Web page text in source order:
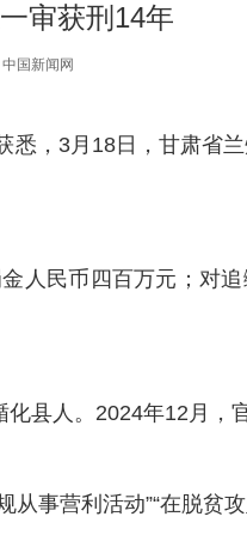
审获刑14年
国新闻网
，3月18日，甘肃省兰
民币四百万元；对追
人。2024年12月，官
事营利活动”“在脱贫